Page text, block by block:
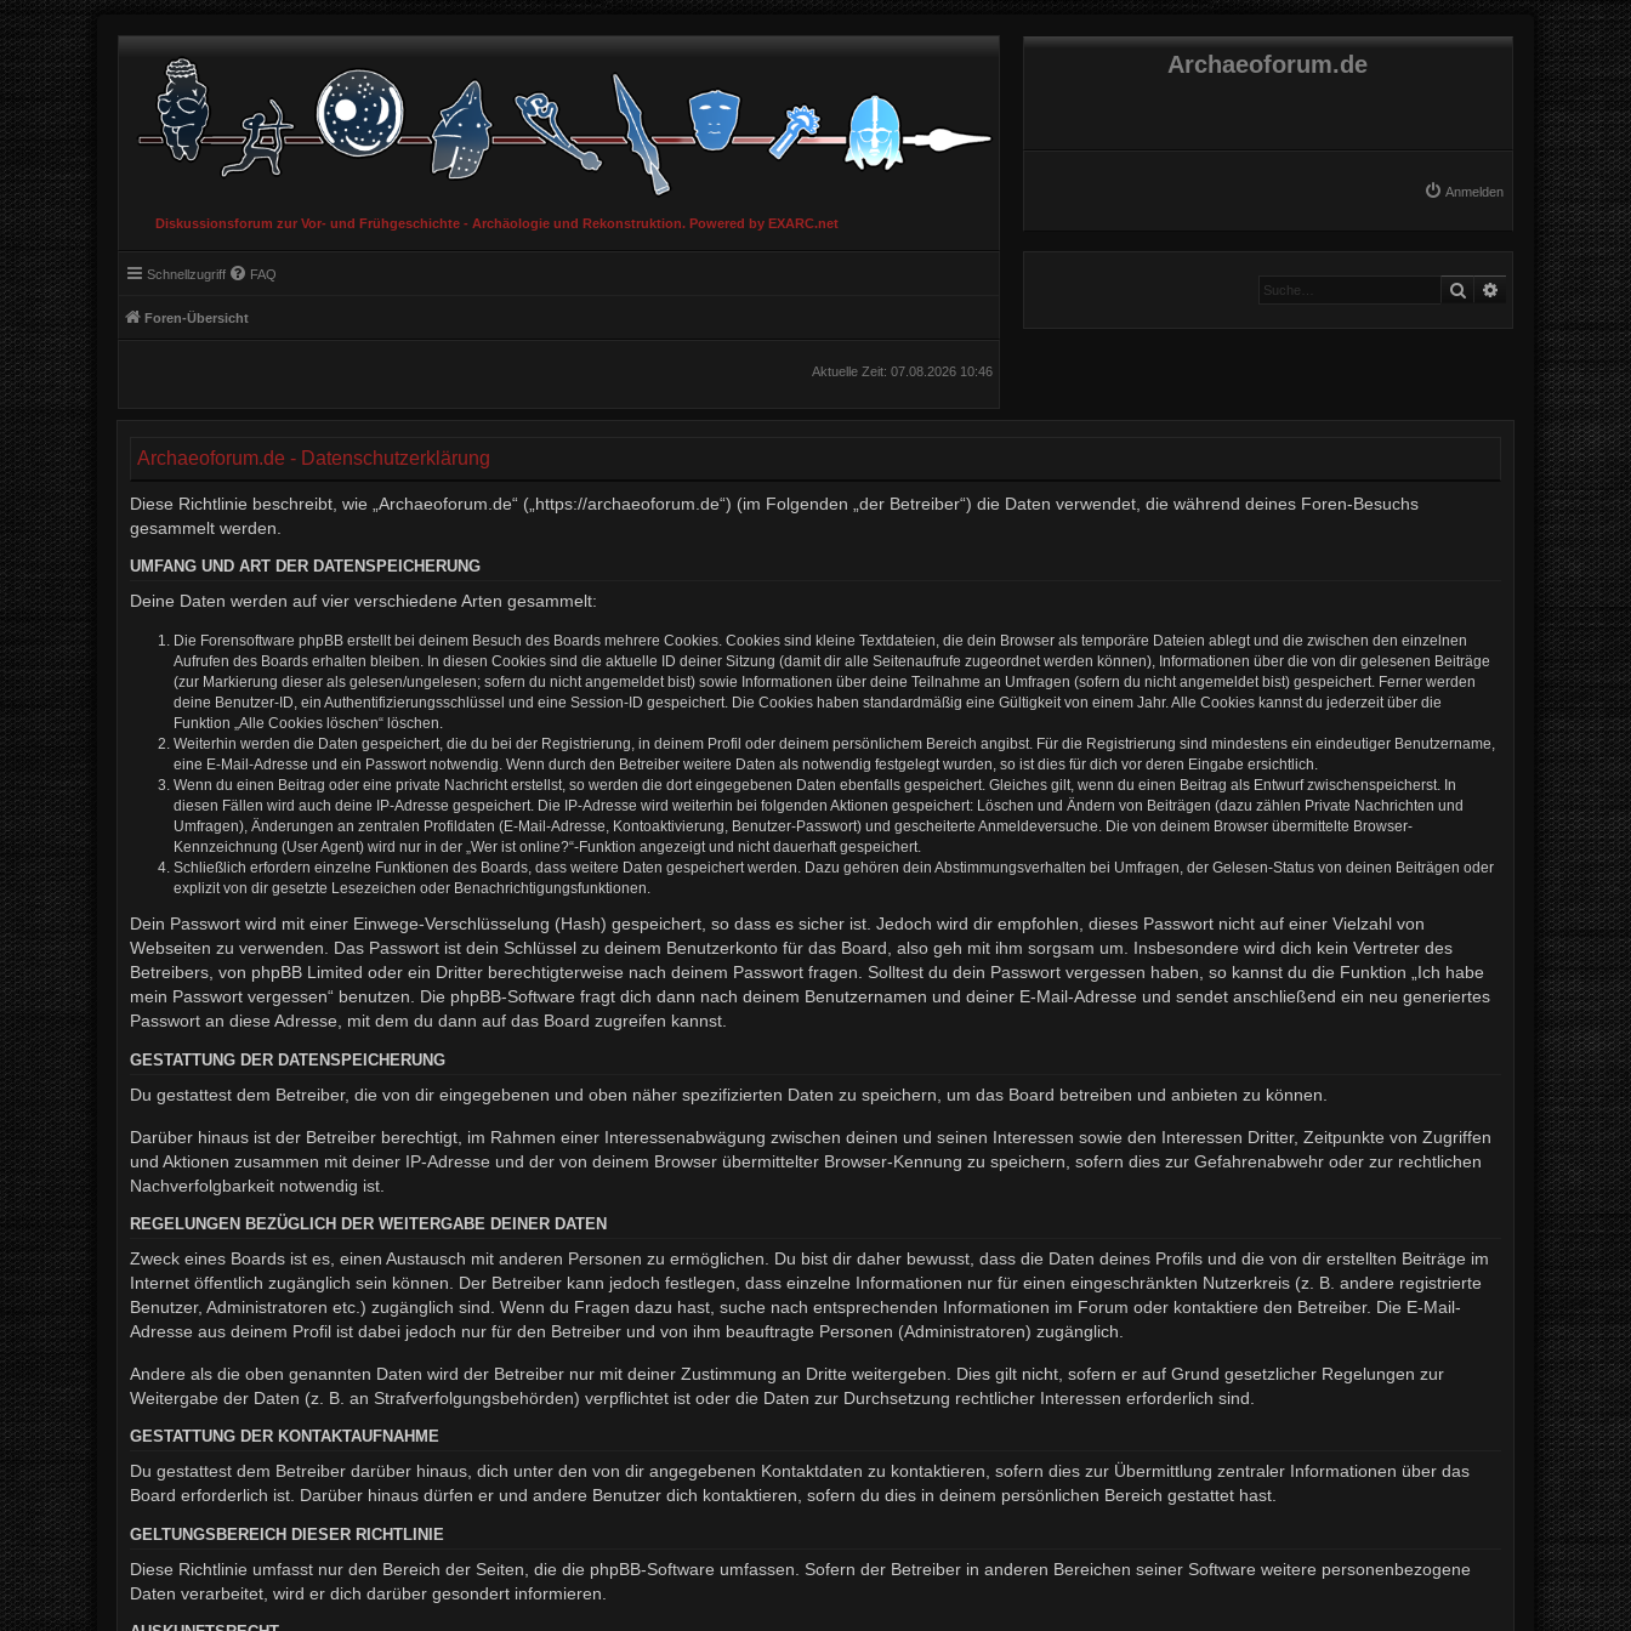
Diskussionsforum zur Vor- und Frühgeschichte - Archäologie und Rekonstruktion. Powered by EXARC.net
Archaeoforum.de
Anmelden
Schnellzugriff FAQ
Foren-Übersicht
Suche Erweiterte Suche
Aktuelle Zeit: 07.08.2026 10:46
Archaeoforum.de - Datenschutzerklärung
Diese Richtlinie beschreibt, wie „Archaeoforum.de“ („https://archaeoforum.de“) (im Folgenden „der Betreiber“) die Daten verwendet, die während deines Foren-Besuchs
gesammelt werden.
UMFANG UND ART DER DATENSPEICHERUNG
Deine Daten werden auf vier verschiedene Arten gesammelt:
Die Forensoftware phpBB erstellt bei deinem Besuch des Boards mehrere Cookies. Cookies sind kleine Textdateien, die dein Browser als temporäre Dateien ablegt und die zwischen den einzelnen
Aufrufen des Boards erhalten bleiben. In diesen Cookies sind die aktuelle ID deiner Sitzung (damit dir alle Seitenaufrufe zugeordnet werden können), Informationen über die von dir gelesenen Beiträge
(zur Markierung dieser als gelesen/ungelesen; sofern du nicht angemeldet bist) sowie Informationen über deine Teilnahme an Umfragen (sofern du nicht angemeldet bist) gespeichert. Ferner werden
deine Benutzer-ID, ein Authentifizierungsschlüssel und eine Session-ID gespeichert. Die Cookies haben standardmäßig eine Gültigkeit von einem Jahr. Alle Cookies kannst du jederzeit über die
Funktion „Alle Cookies löschen“ löschen.
Weiterhin werden die Daten gespeichert, die du bei der Registrierung, in deinem Profil oder deinem persönlichem Bereich angibst. Für die Registrierung sind mindestens ein eindeutiger Benutzername,
eine E-Mail-Adresse und ein Passwort notwendig. Wenn durch den Betreiber weitere Daten als notwendig festgelegt wurden, so ist dies für dich vor deren Eingabe ersichtlich.
Wenn du einen Beitrag oder eine private Nachricht erstellst, so werden die dort eingegebenen Daten ebenfalls gespeichert. Gleiches gilt, wenn du einen Beitrag als Entwurf zwischenspeicherst. In
diesen Fällen wird auch deine IP-Adresse gespeichert. Die IP-Adresse wird weiterhin bei folgenden Aktionen gespeichert: Löschen und Ändern von Beiträgen (dazu zählen Private Nachrichten und
Umfragen), Änderungen an zentralen Profildaten (E-Mail-Adresse, Kontoaktivierung, Benutzer-Passwort) und gescheiterte Anmeldeversuche. Die von deinem Browser übermittelte Browser-
Kennzeichnung (User Agent) wird nur in der „Wer ist online?“-Funktion angezeigt und nicht dauerhaft gespeichert.
Schließlich erfordern einzelne Funktionen des Boards, dass weitere Daten gespeichert werden. Dazu gehören dein Abstimmungsverhalten bei Umfragen, der Gelesen-Status von deinen Beiträgen oder
explizit von dir gesetzte Lesezeichen oder Benachrichtigungsfunktionen.
Dein Passwort wird mit einer Einwege-Verschlüsselung (Hash) gespeichert, so dass es sicher ist. Jedoch wird dir empfohlen, dieses Passwort nicht auf einer Vielzahl von
Webseiten zu verwenden. Das Passwort ist dein Schlüssel zu deinem Benutzerkonto für das Board, also geh mit ihm sorgsam um. Insbesondere wird dich kein Vertreter des
Betreibers, von phpBB Limited oder ein Dritter berechtigterweise nach deinem Passwort fragen. Solltest du dein Passwort vergessen haben, so kannst du die Funktion „Ich habe
mein Passwort vergessen“ benutzen. Die phpBB-Software fragt dich dann nach deinem Benutzernamen und deiner E-Mail-Adresse und sendet anschließend ein neu generiertes
Passwort an diese Adresse, mit dem du dann auf das Board zugreifen kannst.
GESTATTUNG DER DATENSPEICHERUNG
Du gestattest dem Betreiber, die von dir eingegebenen und oben näher spezifizierten Daten zu speichern, um das Board betreiben und anbieten zu können.
Darüber hinaus ist der Betreiber berechtigt, im Rahmen einer Interessenabwägung zwischen deinen und seinen Interessen sowie den Interessen Dritter, Zeitpunkte von Zugriffen
und Aktionen zusammen mit deiner IP-Adresse und der von deinem Browser übermittelter Browser-Kennung zu speichern, sofern dies zur Gefahrenabwehr oder zur rechtlichen
Nachverfolgbarkeit notwendig ist.
REGELUNGEN BEZÜGLICH DER WEITERGABE DEINER DATEN
Zweck eines Boards ist es, einen Austausch mit anderen Personen zu ermöglichen. Du bist dir daher bewusst, dass die Daten deines Profils und die von dir erstellten Beiträge im
Internet öffentlich zugänglich sein können. Der Betreiber kann jedoch festlegen, dass einzelne Informationen nur für einen eingeschränkten Nutzerkreis (z. B. andere registrierte
Benutzer, Administratoren etc.) zugänglich sind. Wenn du Fragen dazu hast, suche nach entsprechenden Informationen im Forum oder kontaktiere den Betreiber. Die E-Mail-
Adresse aus deinem Profil ist dabei jedoch nur für den Betreiber und von ihm beauftragte Personen (Administratoren) zugänglich.
Andere als die oben genannten Daten wird der Betreiber nur mit deiner Zustimmung an Dritte weitergeben. Dies gilt nicht, sofern er auf Grund gesetzlicher Regelungen zur
Weitergabe der Daten (z. B. an Strafverfolgungsbehörden) verpflichtet ist oder die Daten zur Durchsetzung rechtlicher Interessen erforderlich sind.
GESTATTUNG DER KONTAKTAUFNAHME
Du gestattest dem Betreiber darüber hinaus, dich unter den von dir angegebenen Kontaktdaten zu kontaktieren, sofern dies zur Übermittlung zentraler Informationen über das
Board erforderlich ist. Darüber hinaus dürfen er und andere Benutzer dich kontaktieren, sofern du dies in deinem persönlichen Bereich gestattet hast.
GELTUNGSBEREICH DIESER RICHTLINIE
Diese Richtlinie umfasst nur den Bereich der Seiten, die die phpBB-Software umfassen. Sofern der Betreiber in anderen Bereichen seiner Software weitere personenbezogene
Daten verarbeitet, wird er dich darüber gesondert informieren.